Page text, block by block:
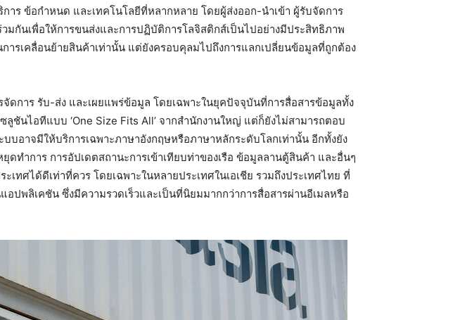
ร ข้อกำหนด และเทคโนโลยีที่หลากหลาย โดยผู้ส่งออก-นำเข้า ผู้รับจัดการ
มกันเพื่อให้การขนส่งและการปฏิบัติการโลจิสติกส์เป็นไปอย่างมีประสิทธิภาพ
ารเคลื่อนย้ายสินค้าเท่านั้น แต่ยังครอบคุลมไปถึงการแลกเปลี่ยนข้อมูลที่ถูกต้อง
ดการ รับ-ส่ง และเผยแพร่ข้อมูล โดยเฉพาะในยุคปัจจุบันที่การสื่อสารข้อมูลทั้ง
ชันไอทีแบบ ‘One Size Fits All’ จากสำนักงานใหญ่ แต่ก็ยังไม่สามารถตอบ
บอาจมีให้บริการเฉพาะภาษาอังกฤษหรือภาษาหลักระดับโลกเท่านั้น อีกทั้งยัง
ำการ การอัปเดตสถานะการเข้าเทียบท่าของเรือ ข้อมูลลานตู้สินค้า และอื่นๆ
ทศได้ดีเท่าที่ควร โดยเฉพาะในหลายประเทศในเอเชีย รวมถึงประเทศไทย ที่
ปพลิเคชัน ซึ่งมีความรวดเร็วและเป็นที่นิยมมากกว่าการสื่อสารผ่านอีเมลหรือ